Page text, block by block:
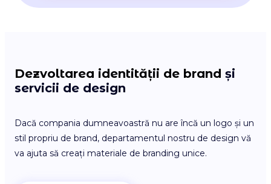
Dezvoltarea identității de brand și
servicii de design
Dacă compania dumneavoastră nu are încă un logo și un
stil propriu de brand, departamentul nostru de design vă
va ajuta să creați materiale de branding unice.